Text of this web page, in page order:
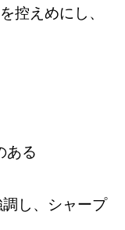
控えめにし、
ある
し、シャープ